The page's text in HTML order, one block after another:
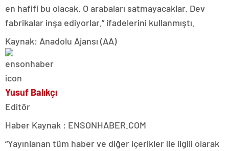
en hafifi bu olacak. O arabaları satmayacaklar. Dev
fabrikalar inşa ediyorlar.” ifadelerini kullanmıştı.
Kaynak: Anadolu Ajansı (AA)
Yusuf Balıkçı
Editör
Haber Kaynak : ENSONHABER.COM
“Yayınlanan tüm haber ve diğer içerikler ile ilgili olarak